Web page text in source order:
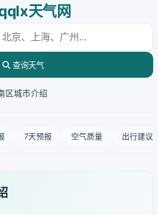
天气网
查询天气
区城市介绍
7天预报 空气质量 出行建议